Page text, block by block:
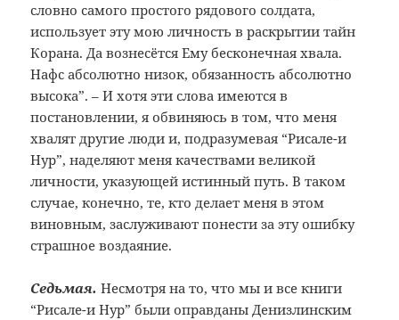
словно самого простого рядового солдата,
использует эту мою личность в раскрытии тайн
Корана. Да вознесётся Ему бесконечная хвала.
Нафс абсолютно низок, обязанность абсолютно
высока”. – И хотя эти слова имеются в
постановлении, я обвиняюсь в том, что меня
хвалят другие люди и, подразумевая “Рисале-и
Нур”, наделяют меня качествами великой
личности, указующей истинный путь. В таком
случае, конечно, те, кто делает меня в этом
виновным, заслуживают понести за эту ошибку
страшное воздаяние.
Седьмая. Несмотря на то, что мы и все книги
“Рисале-и Нур” были оправданы Денизлинским